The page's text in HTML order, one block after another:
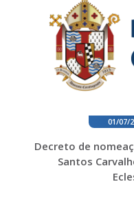
01/07/
Decreto de
Santos